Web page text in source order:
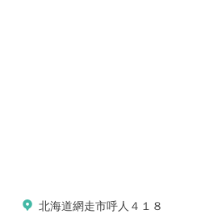
北海道網走市呼人４１８